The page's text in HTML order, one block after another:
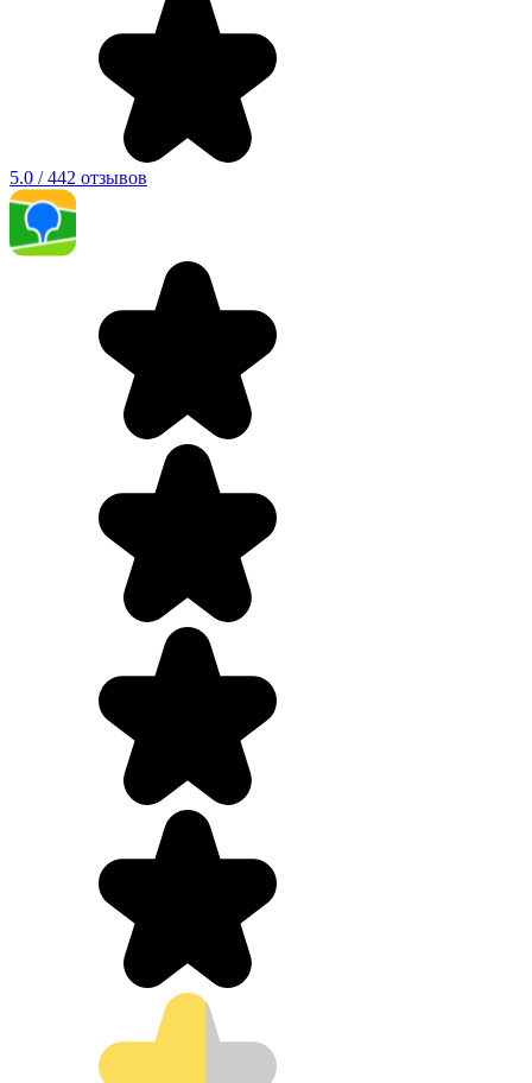
5.0 / 442 отзывов